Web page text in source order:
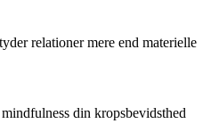
relationer mere end materielle
din kropsbevidsthed